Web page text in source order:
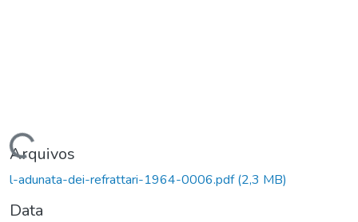
Carregando...
Arquivos
l-adunata-dei-refrattari-1964-0006.pdf(2,3 MB)
Data